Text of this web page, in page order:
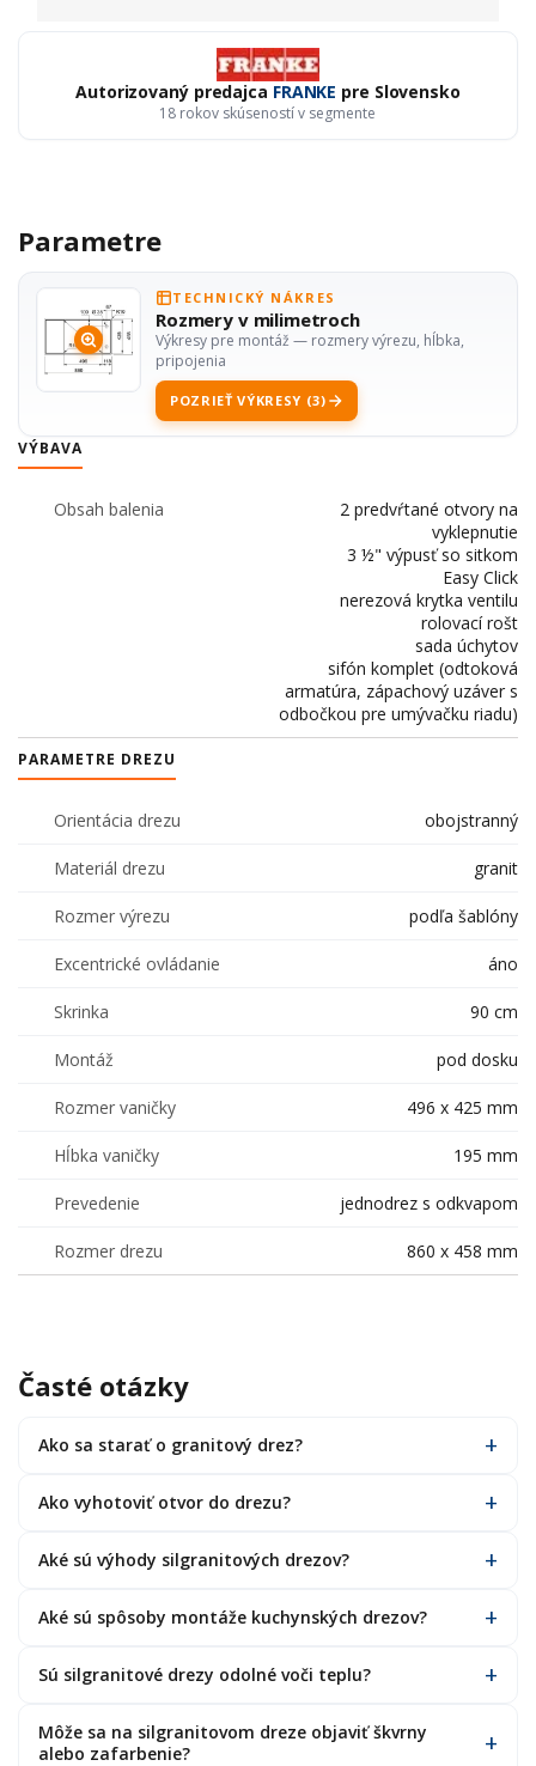
Autorizovaný predajca FRANKE pre Slovensko
18 rokov skúseností v segmente
Parametre
TECHNICKÝ NÁKRES
Rozmery v milimetroch
Výkresy pre montáž — rozmery výrezu, hĺbka,
pripojenia
POZRIEŤ VÝKRESY (3)
VÝBAVA
Obsah balenia
2 predvŕtané otvory na
vyklepnutie
3 ½" výpusť so sitkom
Easy Click
nerezová krytka ventilu
rolovací rošt
sada úchytov
sifón komplet (odtoková
armatúra, zápachový uzáver s
odbočkou pre umývačku riadu)
PARAMETRE DREZU
Orientácia drezu obojstranný
Materiál drezu granit
Rozmer výrezu podľa šablóny
Excentrické ovládanie áno
Skrinka 90 cm
Montáž pod dosku
Rozmer vaničky 496 x 425 mm
Hĺbka vaničky 195 mm
Prevedenie jednodrez s odkvapom
Rozmer drezu 860 x 458 mm
Časté otázky
Ako sa starať o granitový drez?
Ako vyhotoviť otvor do drezu?
Aké sú výhody silgranitových drezov?
Aké sú spôsoby montáže kuchynských drezov?
Sú silgranitové drezy odolné voči teplu?
Môže sa na silgranitovom dreze objaviť škvrny
alebo zafarbenie?